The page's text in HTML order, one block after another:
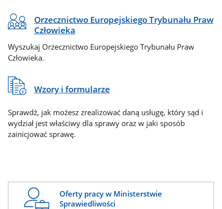
Orzecznictwo Europejskiego Trybunału Praw
Człowieka
Wyszukaj Orzecznictwo Europejskiego Trybunału Praw
Człowieka.
Wzory i formularze
Sprawdź, jak możesz zrealizować daną usługę, który sąd i
wydział jest właściwy dla sprawy oraz w jaki sposób
zainicjować sprawę.
Oferty pracy w Ministerstwie
Sprawiedliwości